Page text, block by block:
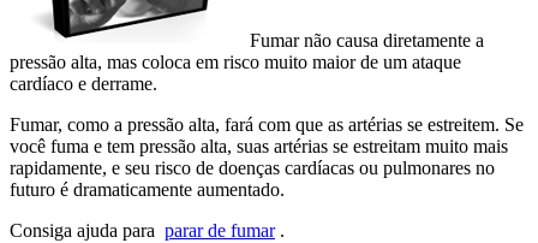
Fumar não causa diretamente a
pressão alta, mas coloca em risco muito maior de um ataque
cardíaco e derrame.
Fumar, como a pressão alta, fará com que as artérias se estreitem. Se
você fuma e tem pressão alta, suas artérias se estreitam muito mais
rapidamente, e seu risco de doenças cardíacas ou pulmonares no
futuro é dramaticamente aumentado.
Consiga ajuda para parar de fumar.